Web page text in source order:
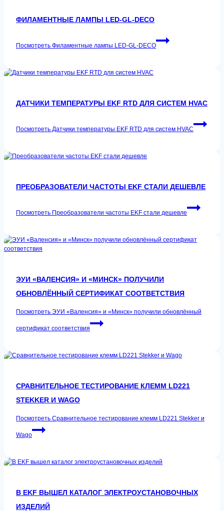
ФИЛАМЕНТНЫЕ ЛАМПЫ LED-GL-DECO
Посмотреть Филаментные лампы LED-GL-DECO
ДАТЧИКИ ТЕМПЕРАТУРЫ EKF RTD ДЛЯ СИСТЕМ HVAC
Посмотреть Датчики температуры EKF RTD для систем HVAC
ПРЕОБРАЗОВАТЕЛИ ЧАСТОТЫ EKF СТАЛИ ДЕШЕВЛЕ
Посмотреть Преобразователи частоты EKF стали дешевле
ЭУИ «ВАЛЕНСИЯ» И «МИНСК» ПОЛУЧИЛИ
ОБНОВЛЁННЫЙ СЕРТИФИКАТ СООТВЕТСТВИЯ
Посмотреть ЭУИ «Валенсия» и «Минск» получили обновлённый
сертификат соответствия
СРАВНИТЕЛЬНОЕ ТЕСТИРОВАНИЕ КЛЕММ LD221
STEKKER И WAGO
Посмотреть Сравнительное тестирование клемм LD221 Stekker и
Wago
В EKF ВЫШЕЛ КАТАЛОГ ЭЛЕКТРОУСТАНОВОЧНЫХ
ИЗДЕЛИЙ